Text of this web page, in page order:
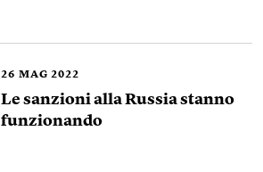
26 MAG 2022
Le sanzioni alla Russia stanno
funzionando